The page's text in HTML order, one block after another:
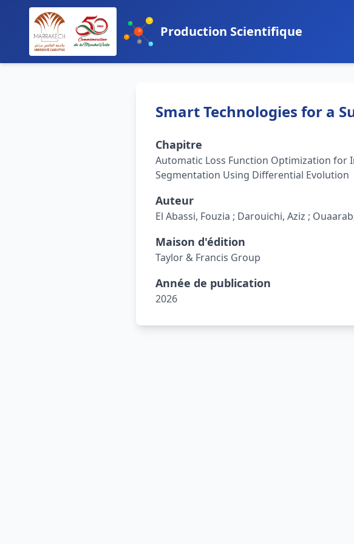
Production Scientifique
Smart Technologies for a
Chapitre
Automatic Loss Function Optimization for
Segmentation Using Differential Evolution
Auteur
El Abassi, Fouzia ; Darouichi, Aziz ;
Maison d'édition
Taylor & Francis Group
Année de publication
2026